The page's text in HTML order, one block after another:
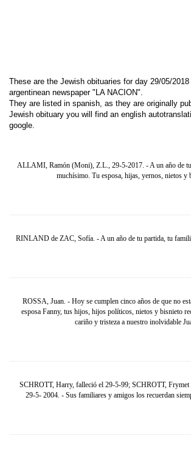
These are the Jewish obituaries for day 29/05/
argentinean newspaper "LA NACION".
They are listed in spanish, as they are originally
Jewish obituary you will find an english
google.
ALLAMI, Ramón (Moni), Z.L., 29-5-2017. - A un año de tu
muchísimo. Tu esposa, hijas, yernos, nietos y
RINLAND de ZAC, Sofía. - A un año de tu partida, tu
ROSSA, Juan. - Hoy se cumplen cinco años de que no
esposa Fanny, tus hijos, hijos políticos, nietos y bisnieto
cariño y tristeza a nuestro inolvidable
SCHROTT, Harry, falleció el 29-5-99; SCHROTT, Frymet
29-5- 2004. - Sus familiares y amigos los recuerdan